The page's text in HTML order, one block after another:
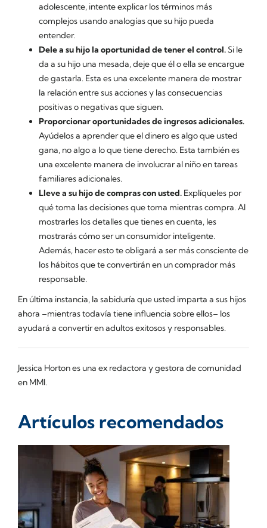
adolescente, intente explicar los términos más
complejos usando analogías que su hijo pueda
entender.
Dele a su hijo la oportunidad de tener el control.Si le
da a su hijo una mesada, deje que él o ella se encargue
de gastarla. Esta es una excelente manera de mostrar
la relación entre sus acciones y las consecuencias
positivas o negativas que siguen.
Proporcionar oportunidades de ingresos adicionales.
Ayúdelos a aprender que el dinero es algo que usted
gana, no algo a lo que tiene derecho. Esta también es
una excelente manera de involucrar al niño en tareas
familiares adicionales.
Lleve a su hijo de compras con usted. Explíqueles por
qué toma las decisiones que toma mientras compra. Al
mostrarles los detalles que tienes en cuenta, les
mostrarás cómo ser un consumidor inteligente.
Además, hacer esto te obligará a ser más consciente de
los hábitos que te convertirán en un comprador más
responsable.
En última instancia, la sabiduría que usted imparta a sus hijos
ahora –mientras todavía tiene influencia sobre ellos– los
ayudará a convertir en adultos exitosos y responsables.
Jessica Horton es una ex redactora y gestora de comunidad
en MMI.
Artículos recomendados